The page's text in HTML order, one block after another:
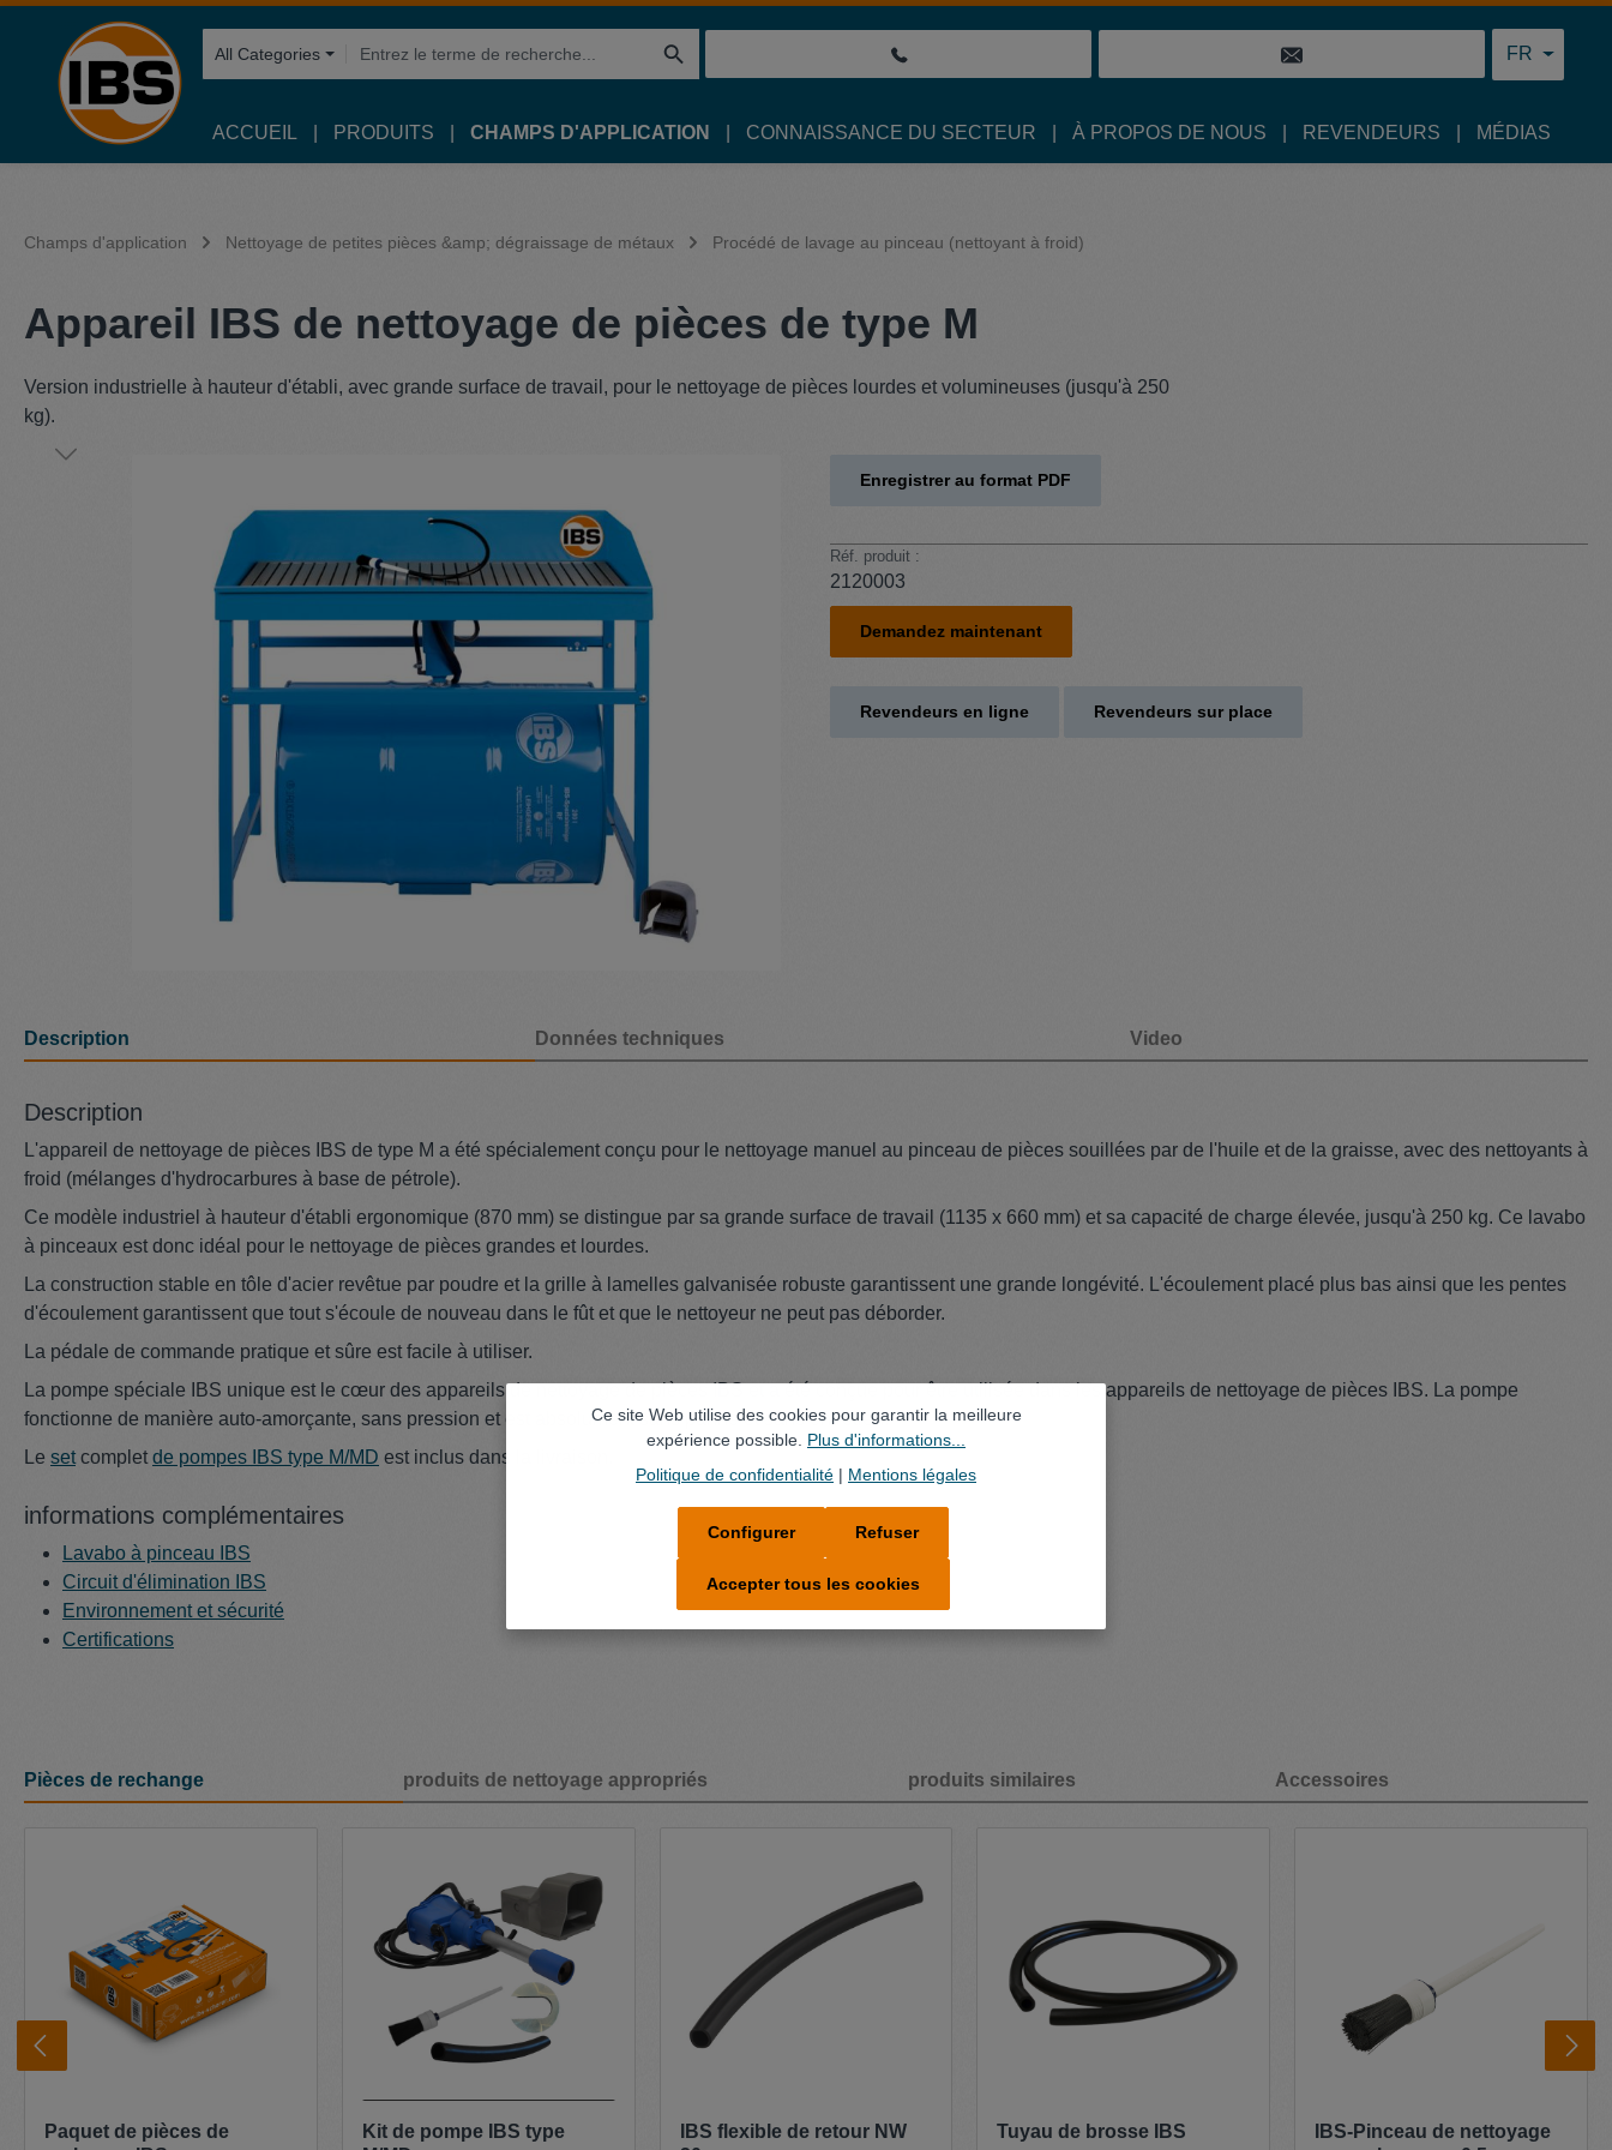
Passer à la navigation principale
All Categories FR
ACCUEIL PRODUITS CHAMPS D'APPLICATION CONNAISSANCE DU SECTEUR À PROPOS DE NOUS REVENDEURS MÉDIAS
Champs d'application Nettoyage de petites pièces &amp; dégraissage de métaux Procédé de lavage au pinceau (nettoyant à froid)
Appareil IBS de nettoyage de pièces de type M
Version industrielle à hauteur d'établi, avec grande surface de travail, pour le nettoyage de pièces lourdes et volumineuses (jusqu'à 250
kg).
Enregistrer au format PDF
Réf. produit :
2120003
Demandez maintenant
Revendeurs en ligne Revendeurs sur place
Description Données techniques Video
Description
L'appareil de nettoyage de pièces IBS de type M a été spécialement conçu pour le nettoyage manuel au pinceau de pièces souillées par de l'huile et de la graisse, avec des nettoyants à
froid (mélanges d'hydrocarbures à base de pétrole).
Ce modèle industriel à hauteur d'établi ergonomique (870 mm) se distingue par sa grande surface de travail (1135 x 660 mm) et sa capacité de charge élevée, jusqu'à 250 kg. Ce lavabo
à pinceaux est donc idéal pour le nettoyage de pièces grandes et lourdes.
La construction stable en tôle d'acier revêtue par poudre et la grille à lamelles galvanisée robuste garantissent une grande longévité. L'écoulement placé plus bas ainsi que les pentes
d'écoulement garantissent que tout s'écoule de nouveau dans le fût et que le nettoyeur ne peut pas déborder.
La pédale de commande pratique et sûre est facile à utiliser.
La pompe spéciale IBS unique est le cœur des appareils de nettoyage de pièces IBS et a été conçue pour être utilisée dans les appareils de nettoyage de pièces IBS. La pompe
fonctionne de manière auto-amorçante, sans pression et est absolument sans panne et sans entretien.
Le set complet de pompes IBS type M/MD est inclus dans la livraison.
informations complémentaires
Lavabo à pinceau IBS
Circuit d'élimination IBS
Environnement et sécurité
Certifications
Pièces de rechange produits de nettoyage appropriés produits similaires Accessoires
Paquet de pièces de
Kit de pompe IBS type
IBS flexible de retour NW
Tuyau de brosse IBS
IBS-Pinceau de nettoyage
Ce site Web utilise des cookies pour garantir la meilleure
expérience possible. Plus d'informations...
Politique de confidentialité | Mentions légales
Refuser
Configurer
Accepter tous les cookies